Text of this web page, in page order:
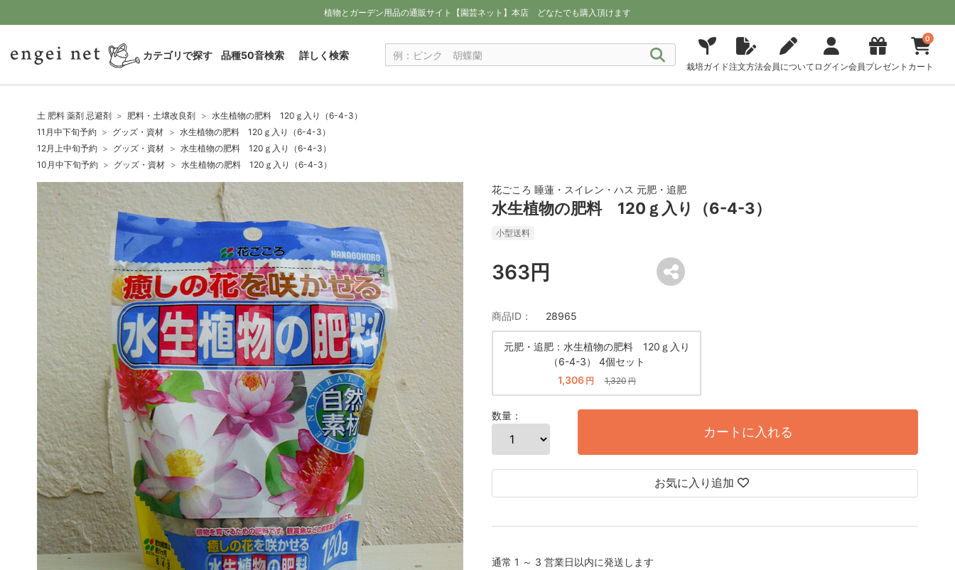
植物とガーデン用品の通販サイト【園芸ネット】本店 どなたでも購入頂けます
カテゴリで探す 品種50音検索 詳しく検索
栽培ガイド注文方法会員について ログイン会員プレゼント
0
カート
土 肥料 薬剤 忌避剤 肥料・土壌改良剤
水生植物の肥料 120ｇ入り（6-4-3）
11月中下旬予約
グッズ・資材
水生植物の肥料 120ｇ入り（6-4-3）
12月上中旬予約
グッズ・資材
水生植物の肥料 120ｇ入り（6-4-3）
10月中下旬予約
グッズ・資材 水生植物の肥料 120ｇ入り（6-4-3）
花ごころ 睡蓮・スイレン・ハス 元肥・追肥
水生植物の肥料 120ｇ入り（6-4-3）
小型送料
363円
商品ID： 28965
元肥・追肥：水生植物の肥料 120ｇ入り
（6-4-3） 4個セット
1,306 円 1,320円
数量：
カートに入れる
お気に入り追加
通常 1 ～ 3 営業日以内に発送します